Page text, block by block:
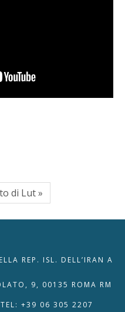
di Lut »
REP. ISL. DELL’IRAN A
9, 00135 ROMA RM
TEL: +39 06 305 2207
🇮🇹 🇬🇧